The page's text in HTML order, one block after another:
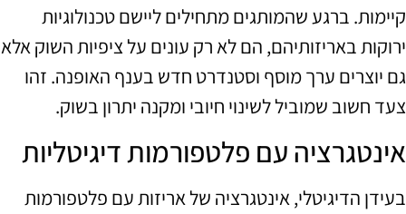
קיימות. ברגע שהמותגים מתחילים ליישם טכנולוגיות
ירוקות באריזותיהם, הם לא רק עונים על ציפיות השוק אלא
גם יוצרים ערך מוסף וסטנדרט חדש בענף האופנה. זהו
צעד חשוב שמוביל לשינוי חיובי ומקנה יתרון בשוק.
אינטגרציה עם פלטפורמות דיגיטליות
בעידן הדיגיטלי, אינטגרציה של אריזות עם פלטפורמות